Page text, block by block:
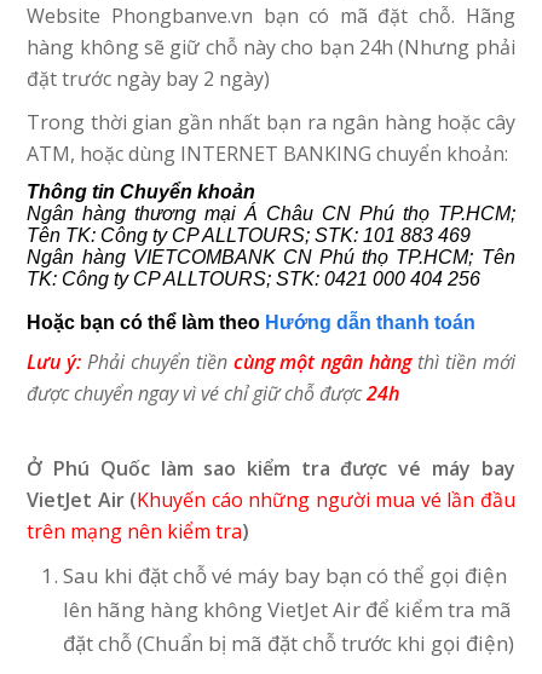
Website Phongbanve.vn bạn có mã đặt chỗ. Hãng
hàng không sẽ giữ chỗ này cho bạn 24h (Nhưng phải
đặt trước ngày bay 2 ngày)
Trong thời gian gần nhất bạn ra ngân hàng hoặc cây
ATM, hoặc dùng INTERNET BANKING chuyển khoản:
Thông tin Chuyển khoản
Ngân hàng thương mại Á Châu CN Phú thọ TP.HCM;
Tên TK: Công ty CP ALLTOURS; STK: 101 883 469
Ngân hàng VIETCOMBANK CN Phú thọ TP.HCM; Tên
TK: Công ty CP ALLTOURS; STK: 0421 000 404 256
Hoặc bạn có thể làm theo Hướng dẫn thanh toán
Lưu ý:Phải chuyển tiền cùng một ngân hàng thì tiền mới
được chuyển ngay vì vé chỉ giữ chỗ được24h
Ở Phú Quốc làm sao kiểm tra được vé máy bay
VietJet Air (Khuyến cáo những người mua vé lần đầu
trên mạng nên kiểm tra)
Sau khi đặt chỗ vé máy bay bạn có thể gọi điện
lên hãng hàng không VietJet Air để kiểm tra mã
đặt chỗ (Chuẩn bị mã đặt chỗ trước khi gọi điện)